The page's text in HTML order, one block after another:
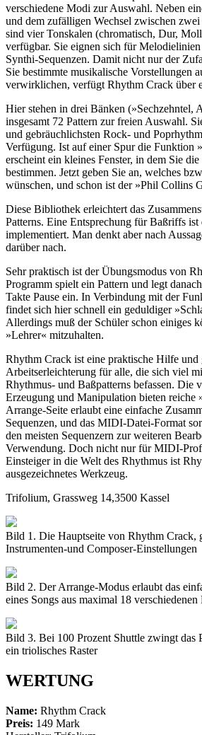
verschiedene Modi zur Auswahl. Neben
und dem zufälligen Wechsel zwischen
sind vier Tonskalen (chromatisch, Dur,
verfügbar. Sie eignen sich für
Synthi-Sequenzen. Damit nicht nur der
Sie bestimmte musikalische Vorstellungen
verwirklichen, verfügt Rhythm Crack über
Hier stehen in drei Bänken (»Sechzehntel,
insgesamt 72 Pattern zur freien Auswahl.
und gebräuchlichsten Rock- und
Verfügung. Ist auf einer Spur die Funktion
erscheint ein kleines Fenster, in dem Sie
bestimmen. Jetzt geben Sie an, welches
wünschen, und schon ist der »Phil Collins
Diese Bibliothek erleichtert das
Patterns. Eine Entsprechung für Baßriffs
implementiert. Man denkt aber nach
darüber nach.
Sehr praktisch ist der Übungsmodus von
Programm spielt ein Pattern und legt
Takte Pause ein. In Verbindung mit der
findet sich hier schnell ein geduldiger
Allerdings muß der Schüler schon einiges
»Lehrer« mitzuhalten.
Rhythm Crack ist eine praktische Hilfe und
Arbeitserleichterung für alle, die sich viel
Rhythmus- und Baßpatterns befassen. Die
Erzeugung und Manipulation bieten reiche
Arrange-Seite erlaubt eine einfache
Sequenzen, und das MIDI-Datei-Format
den meisten Sequenzern zur weiteren
Verwendung. Doch nicht nur für MIDI-
Einsteiger in die Welt des Rhythmus ist
ausgezeichnetes Werkzeug.
Trifolium, Grassweg 14,3500 Kassel
Bild 1. Die Hauptseite von Rhythm Crack,
Instrumenten-und Composer-Einstellungen
Bild 2. Der Arrange-Modus erlaubt das
eines Songs aus maximal 18 verschiedenen
Bild 3. Bei 100 Prozent Shuttle zwingt das
ein triolisches Raster
WERTUNG
Name: Rhythm Crack
Preis: 149 Mark